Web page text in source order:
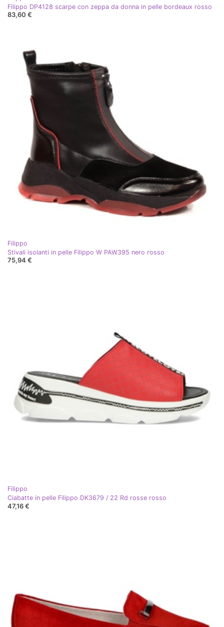
Filippo DP4128 scarpe con zeppa da donna in pelle bordeaux rosso
83,60 €
Filippo
Stivali isolanti in pelle Filippo W PAW395 nero rosso
75,94 €
Filippo
Ciabatte in pelle Filippo DK3679 / 22 Rd rosse rosso
47,16 €